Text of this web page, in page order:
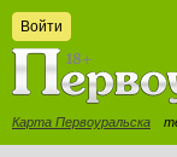
Войти
Карта Первоуральска